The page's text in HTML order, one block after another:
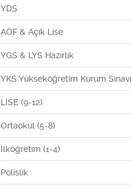
YDS
AÖF & Açık Lise
YGS & LYS Hazırlık
YKS Yükseköğretim Kurum Sınavı
LİSE (9-12)
Ortaokul (5-8)
İlköğretim (1-4)
Polislik